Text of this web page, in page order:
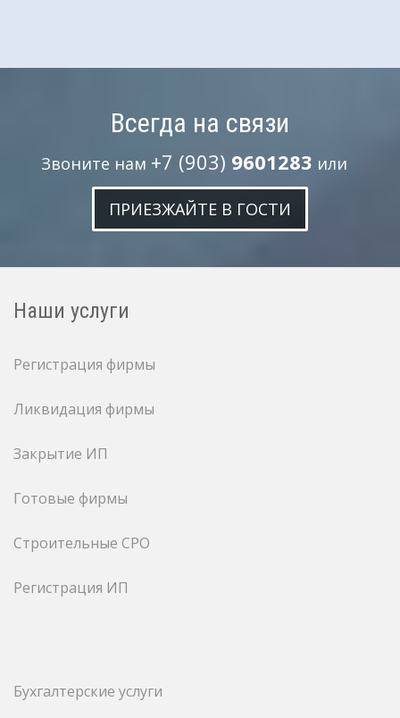
Всегда на связи
Звоните нам +7 (903) 9601283 или
ПРИЕЗЖАЙТЕ В ГОСТИ
Наши услуги
Регистрация фирмы
Ликвидация фирмы
Закрытие ИП
Готовые фирмы
Строительные СРО
Регистрация ИП
Бухгалтерские услуги